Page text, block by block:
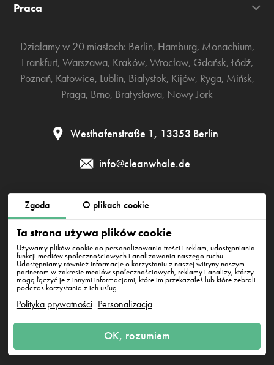
Zgoda O plikach cookie
Ta strona używa plików cookie
Używamy plików cookie do personalizowania treści i reklam, udostępniania
funkcji mediów społecznościowych i analizowania naszego ruchu.
Udostępniamy również informacje o korzystaniu z naszej witryny naszym
partnerom w zakresie mediów społecznościowych, reklamy i analizy, którzy
mogą łączyć je z innymi informacjami, które im przekazałeś lub które zebrali
podczas korzystania z ich usług
Polityka prywatności Personalizacja
OK, rozumiem
Praca
Działamy w 20 miastach: Berlin, Hamburg, Monachium,
Frankfurt, Warszawa, Kraków, Wrocław, Gdańsk, Łódź,
Poznań, Katowice, Lublin, Białystok, Kijów, Ryga, Mińsk,
Praga, Brno, Bratysława, Nowy Jork
Westhafenstraße 1, 13353 Berlin
info@cleanwhale.de
Regulamin Polityka prywatności
Impressum
CleanWhale GmbH, HRB 240046 B, DE353460818
Westhafenstraße 1, 13353 Berlin